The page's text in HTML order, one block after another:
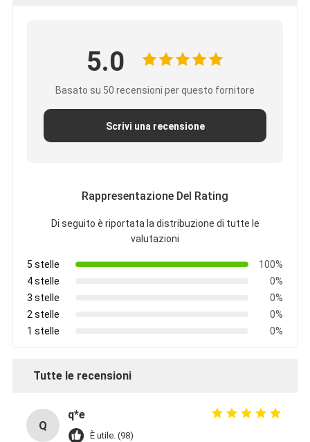
5.0
Basato su 50 recensioni per questo fornitore
Scrivi una recensione
Rappresentazione Del Rating
Di seguito è riportata la distribuzione di tutte le
valutazioni
5 stelle
100%
4 stelle
0%
3 stelle
0%
2 stelle
0%
1 stelle
0%
Tutte le recensioni
Q
q*e
È utile. (98)